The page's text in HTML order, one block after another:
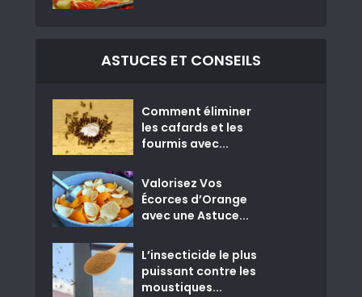
ASTUCES ET CONSEILS
Comment éliminer
les cafards et les
fourmis avec...
Valorisez Vos
Écorces d’Orange
avec une Astuce...
L’insecticide le plus
puissant contre les
moustiques...